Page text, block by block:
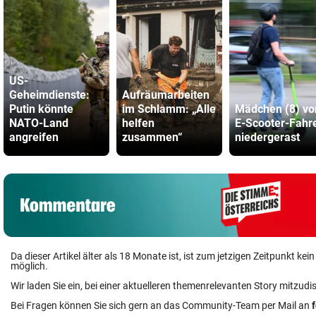
US-
Geheimdienste:
Putin könnte
NATO-Land
angreifen
Aufräumarbeiten
im Schlamm: „Alle
helfen
zusammen“
Mädchen (8)
E-Scooter-
niedergerast
Da dieser Artikel älter als 18 Monate ist, ist zum jetzigen Zeitpunkt
möglich.
Wir laden Sie ein, bei einer aktuelleren themenrelevanten Story
Bei Fragen können Sie sich gern an das Community-Team per Mail an